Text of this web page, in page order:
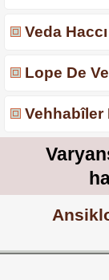
Veda
Lope De
Vehhabîler